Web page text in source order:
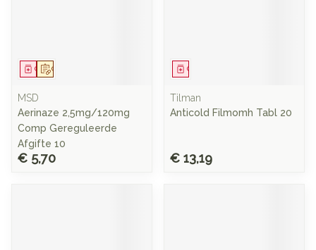
Op voorschrift
Geneesmiddel
MSD
Aerinaze 2,5mg/120mg
Comp Gereguleerde
Afgifte 10
€ 5,70
Geneesmiddel
Tilman
Anticold Filmomh Tabl 20
€ 13,19